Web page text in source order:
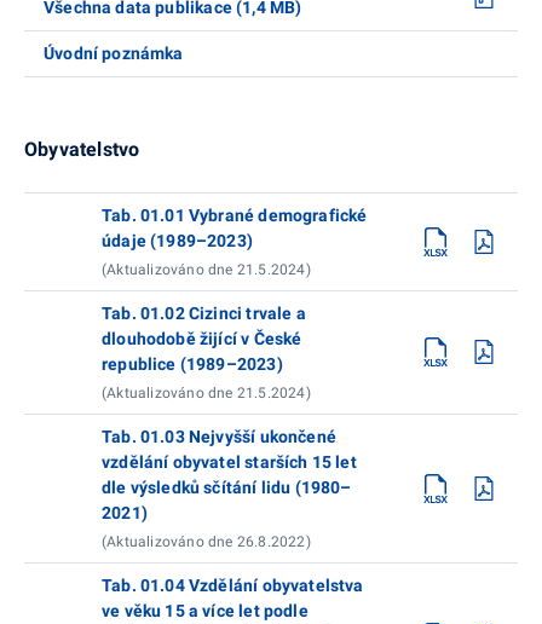
Všechna data publikace (1,4 MB)
Úvodní poznámka
Obyvatelstvo
Tab. 01.01 Vybrané demografické
údaje (1989–2023)
(Aktualizováno dne 21.5.2024)
Tab. 01.02 Cizinci trvale a
dlouhodobě žijící v České
republice (1989–2023)
(Aktualizováno dne 21.5.2024)
Tab. 01.03 Nejvyšší ukončené
vzdělání obyvatel starších 15 let
dle výsledků sčítání lidu (1980–
2021)
(Aktualizováno dne 26.8.2022)
Tab. 01.04 Vzdělání obyvatelstva
ve věku 15 a více let podle